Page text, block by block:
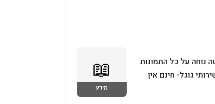
נוחה על כל התמונות
גוגל- חינם אין